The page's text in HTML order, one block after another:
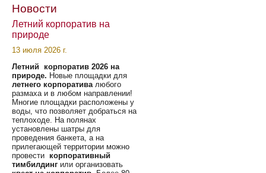
Новости
Летний корпоратив на
природе
13 июля 2026 г.
Летний корпоратив 2026 на
природе. Новые площадки для
летнего корпоративалюбого
размаха и в любом направлении!
Многие площадки расположены у
воды, что позволяет добраться на
теплоходе. На полянах
установлены шатры для
проведения банкета, а на
прилегающей территории можно
провести корпоративный
тимбилдинг или организовать